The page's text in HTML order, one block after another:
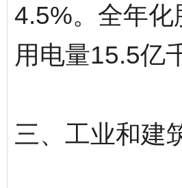
4.5%。全年
用电量15.5亿
三、工业和建